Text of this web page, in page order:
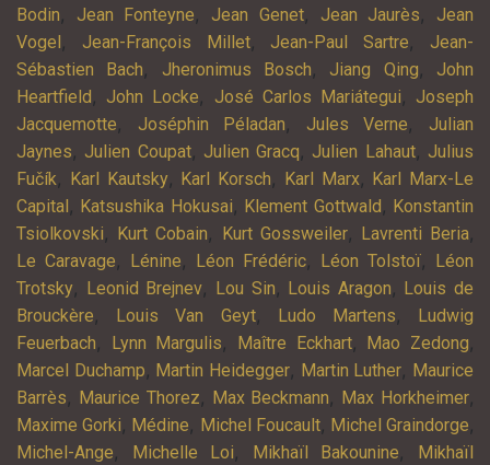
Bodin, Jean Fonteyne, Jean Genet, Jean Jaurès, Jean
Vogel , Jean-François Millet, Jean-Paul Sartre, Jean-
Sébastien Bach, Jheronimus Bosch, Jiang Qing, John
Heartfield , John Locke, José Carlos Mariátegui, Joseph
Jacquemotte, Joséphin Péladan, Jules Verne, Julian
Jaynes, Julien Coupat, Julien Gracq, Julien Lahaut, Julius
Fučík, Karl Kautsky, Karl Korsch, Karl Marx, Karl Marx-Le
Capital , Katsushika Hokusai, Klement Gottwald , Konstantin
Tsiolkovski, Kurt Cobain, Kurt Gossweiler, Lavrenti Beria,
Le Caravage, Lénine, Léon Frédéric, Léon Tolstoï,
Léon
Trotsky, Leonid Brejnev, Lou Sin, Louis Aragon, Louis de
Brouckère, Louis Van Geyt, Ludo Martens,
Ludwig
Feuerbach, Lynn Margulis, Maître Eckhart, Mao Zedong,
Marcel Duchamp, Martin Heidegger, Martin Luther, Maurice
Barrès, Maurice Thorez, Max Beckmann, Max Horkheimer,
Maxime Gorki, Médine, Michel Foucault, Michel Graindorge,
Michel-Ange, Michelle Loi, Mikhaïl Bakounine,
Mikhaïl